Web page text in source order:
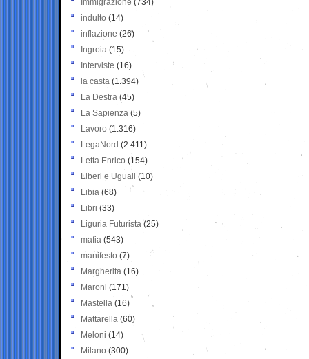
Immigrazione (734)
indulto (14)
inflazione (26)
Ingroia (15)
Interviste (16)
la casta (1.394)
La Destra (45)
La Sapienza (5)
Lavoro (1.316)
LegaNord (2.411)
Letta Enrico (154)
Liberi e Uguali (10)
Libia (68)
Libri (33)
Liguria Futurista (25)
mafia (543)
manifesto (7)
Margherita (16)
Maroni (171)
Mastella (16)
Mattarella (60)
Meloni (14)
Milano (300)